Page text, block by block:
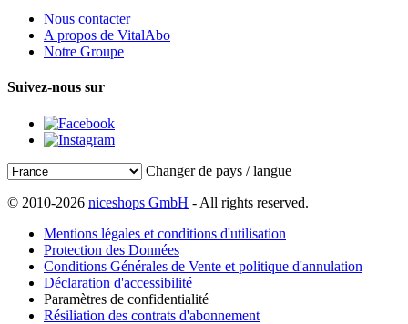
Nous contacter
A propos de VitalAbo
Notre Groupe
Suivez-nous sur
Changer de pays / langue
© 2010-2026 niceshops GmbH - All rights reserved.
Mentions légales et conditions d'utilisation
Protection des Données
Conditions Générales de Vente et politique d'annulation
Déclaration d'accessibilité
Paramètres de confidentialité
Résiliation des contrats d'abonnement